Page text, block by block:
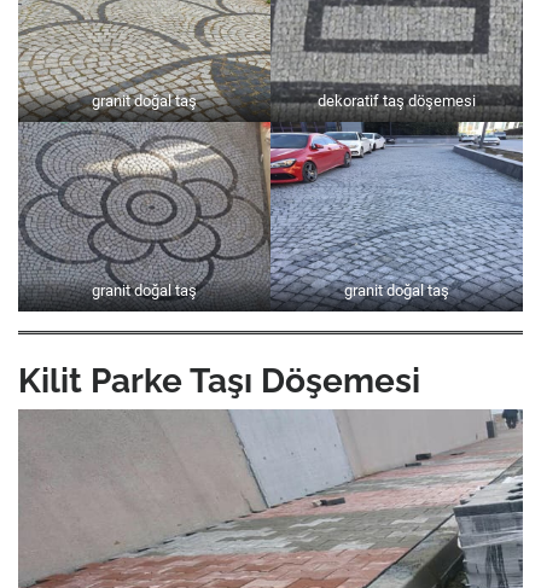
granit doğal taş dekoratif taş döşemesi
granit doğal taş granit doğal taş
Kilit Parke Taşı Döşemesi